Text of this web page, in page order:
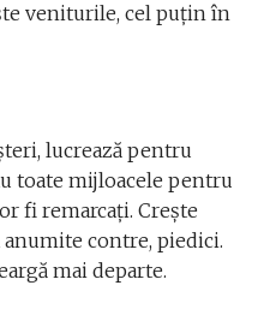
veniturile, cel puțin în
lucrează pentru
toate mijloacele pentru
fi remarcați. Crește
contre, piedici.
mai departe.